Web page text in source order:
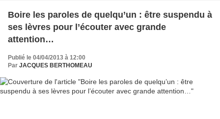
Boire les paroles de quelqu’un : être suspendu à
ses lèvres pour l’écouter avec grande
attention…
Publié le 04/04/2013 à 12:00
Par JACQUES BERTHOMEAU